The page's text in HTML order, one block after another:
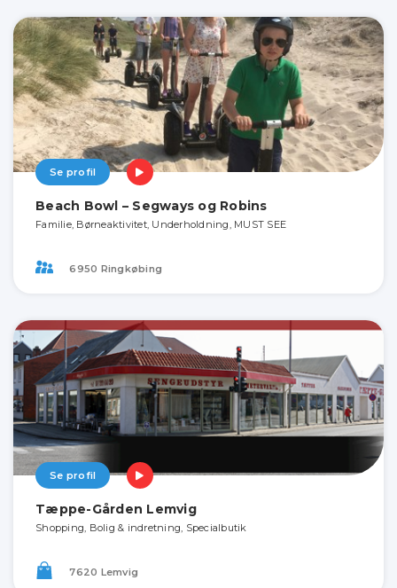
Se profil
Beach Bowl – Segways og Robins
Familie, Børneaktivitet, Underholdning, MUST SEE
6950 Ringkøbing
Se profil
Tæppe-Gården Lemvig
Shopping, Bolig & indretning, Specialbutik
7620 Lemvig